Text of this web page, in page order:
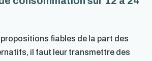
fiables de la part des
il faut leur transmettre des